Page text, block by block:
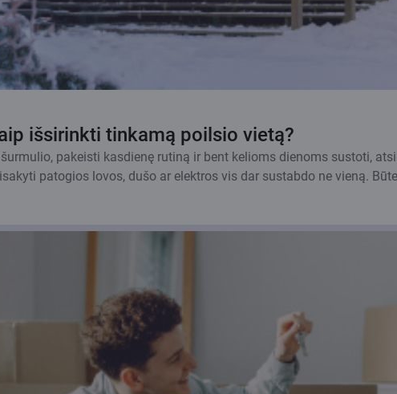
išsirinkti tinkamą poilsio vietą?
pakeisti kasdienę rutiną ir bent kelioms dienoms sustoti,
patogios lovos, dušo ar elektros vis dar sustabdo ne vieną.